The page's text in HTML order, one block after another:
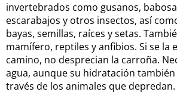
invertebrados como gusanos,
escarabajos y otros insectos, así
bayas, semillas, raíces y setas.
mamífero, reptiles y anfibios. Si se la
camino, no desprecian la carroña.
agua, aunque su hidratación
través de los animales que depredan.